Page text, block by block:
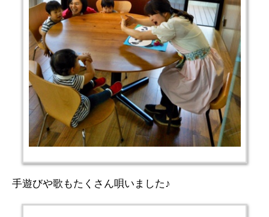
手遊びや歌もたくさん唄いました♪